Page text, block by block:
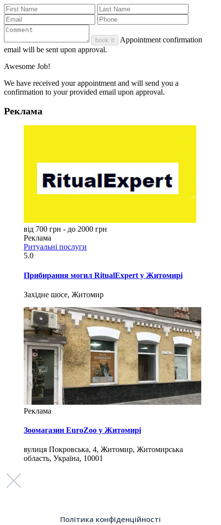
book it
Appointment confirmation
email will be sent upon approval.
Awesome Job!
We have received your appointment and will send you a
confirmation to your provided email upon approval.
Реклама
від 700 грн - до 2000 грн
Реклама
Ритуальні послуги
5.0
Прибирання могил RitualExpert у Житомирі
Західне шосе, Житомир
Реклама
Зоомагазин EuroZoo у Житомирі
вулиця Покровська, 4, Житомир, Житомирська
область, Україна, 10001
Політика конфіденційності